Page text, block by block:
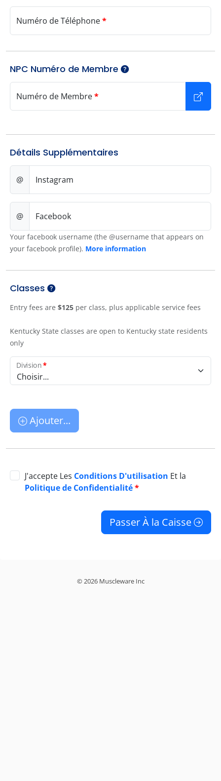
Numéro de Téléphone*
NPC Numéro de Membre
Numéro de Membre*
Détails Supplémentaires
@ Instagram
@ Facebook
Your facebook username (the @username that appears on
your facebook profile). More information
Classes
Entry fees are $125 per class, plus applicable service fees
Kentucky State classes are open to Kentucky state residents
only
Choisir...
Division*
Ajouter...
J'accepte Les Conditions D'utilisation Et la
Politique de Confidentialité*
Passer À la Caisse
© 2026 Muscleware Inc